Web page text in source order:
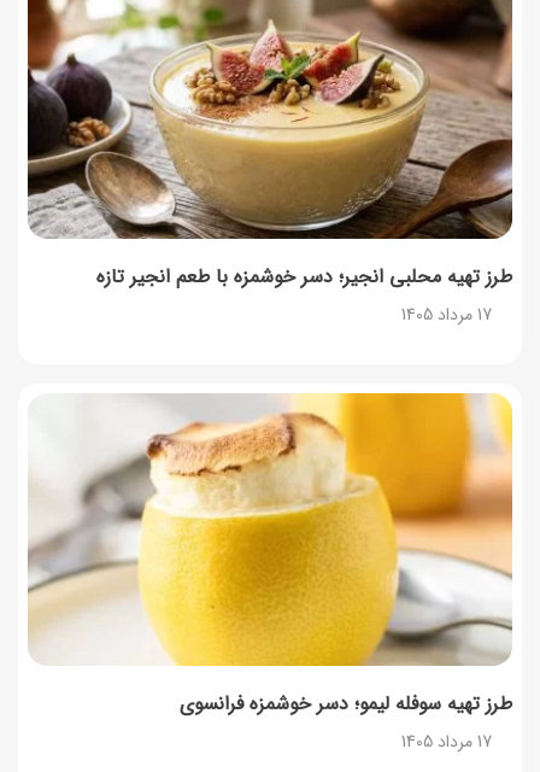
طرز تهیه محلبی انجیر؛ دسر خوشمزه با طعم انجیر تازه
17 مرداد 1405
طرز تهیه سوفله لیمو؛ دسر خوشمزه فرانسوی
17 مرداد 1405